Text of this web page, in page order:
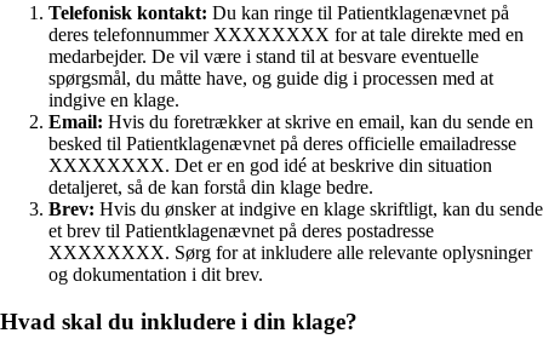
Telefonisk kontakt: Du kan ringe til Patientklagenævnet på
deres telefonnummer XXXXXXXX for at tale direkte med en
medarbejder. De vil være i stand til at besvare eventuelle
spørgsmål, du måtte have, og guide dig i processen med at
indgive en klage.
Email: Hvis du foretrækker at skrive en email, kan du sende en
besked til Patientklagenævnet på deres officielle emailadresse
XXXXXXXX. Det er en god idé at beskrive din situation
detaljeret, så de kan forstå din klage bedre.
Brev: Hvis du ønsker at indgive en klage skriftligt, kan du sende
et brev til Patientklagenævnet på deres postadresse
XXXXXXXX. Sørg for at inkludere alle relevante oplysninger
og dokumentation i dit brev.
Hvad skal du inkludere i din klage?